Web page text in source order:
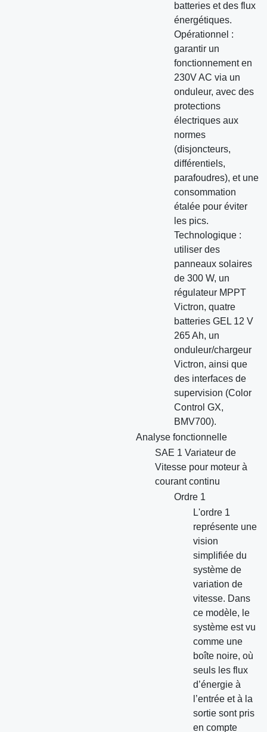
batteries et des flux
énergétiques.
Opérationnel :
garantir un
fonctionnement en
230V AC via un
onduleur, avec des
protections
électriques aux
normes
(disjoncteurs,
différentiels,
parafoudres), et une
consommation
étalée pour éviter
les pics.
Technologique :
utiliser des
panneaux solaires
de 300 W, un
régulateur MPPT
Victron, quatre
batteries GEL 12 V
265 Ah, un
onduleur/chargeur
Victron, ainsi que
des interfaces de
supervision (Color
Control GX,
BMV700).
Analyse fonctionnelle
SAE 1 Variateur de
Vitesse pour moteur à
courant continu
Ordre 1
L'ordre 1
représente une
vision
simplifiée du
système de
variation de
vitesse. Dans
ce modèle, le
système est vu
comme une
boîte noire, où
seuls les flux
d’énergie à
l’entrée et à la
sortie sont pris
en compte